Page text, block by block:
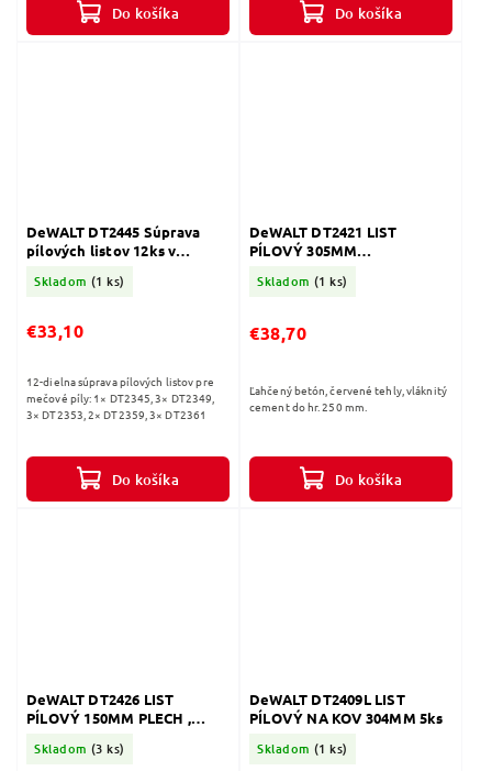
Do košíka Do košíka
DeWALT DT2445 Súprava
pílových listov 12ks v
Skladom (1 ks)
€33,10
Do košíka
12-dielna súprava pílových listov pre
mečové píly: 1× DT2345, 3× DT2349,
3× DT2353, 2× DT2359, 3× DT2361
DeWALT DT2421 LIST
PÍLOVÝ 305MM
1ks
Skladom (1 ks)
€38,70
Do košíka
Ľahčený betón, červené tehly, vláknitý
cement do hr. 250 mm.
DeWALT DT2426 LIST
PÍLOVÝ 150MM PLECH ,
Skladom (3 ks)
DeWALT DT2409L LIST
PÍLOVÝ NA KOV 304MM 5ks
Skladom (1 ks)